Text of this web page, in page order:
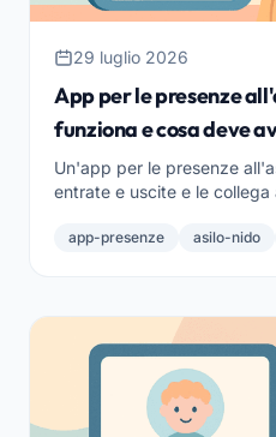
29 luglio 2026
App per le presenze
funziona e cosa deve
Un'app per le presenze
entrate e uscite e le
app-presenze asilo-nido